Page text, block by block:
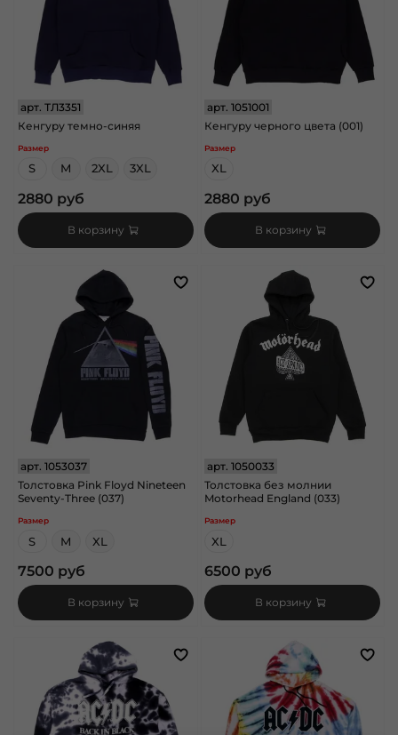
арт. ТЛ3351
Кенгуру темно-синяя
Размер
S M 2XL 3XL
2880 руб
В корзину
арт.1051001
Кенгуру черного цвета (001)
Размер
XL
2880 руб
В корзину
арт. 1053037
Толстовка Pink Floyd Nineteen
Seventy-Three (037)
Размер
S M XL
7500 руб
В корзину
арт.1050033
Толстовка без молнии
Motorhead England (033)
Размер
XL
6500 руб
В корзину